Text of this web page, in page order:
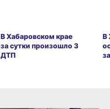
В Хабаровском крае
за сутки произошло 3
ДТП
В